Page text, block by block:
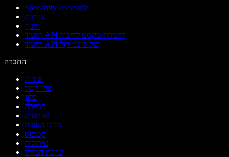
Speechify למפתחים
צוותים
חינוך
תיעוד API להמרת טקסט לדיבור
תיעוד API של סוכני קול
החברה
אודות
צרו קשר
בלוג
קריירה
שותפים
מרכז העזרה
סטטוס
עיתונות
ערכת המותג